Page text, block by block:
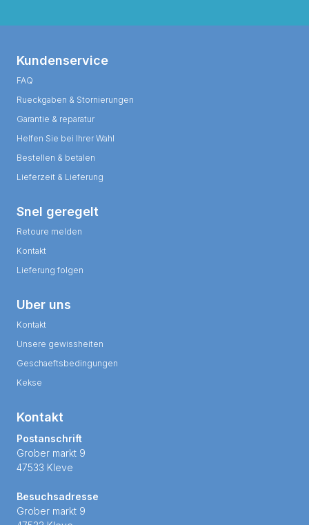
Kundenservice
FAQ
Rueckgaben & Stornierungen
Garantie & reparatur
Helfen Sie bei Ihrer Wahl
Bestellen & betalen
Lieferzeit & Lieferung
Snel geregelt
Retoure melden
Kontakt
Lieferung folgen
Uber uns
Kontakt
Unsere gewissheiten
Geschaeftsbedingungen
Kekse
Kontakt
Postanschrift
Grober markt 9
47533 Kleve
Besuchsadresse
Grober markt 9